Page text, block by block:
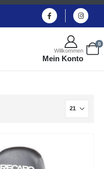
Willkommen
Mein Konto
0